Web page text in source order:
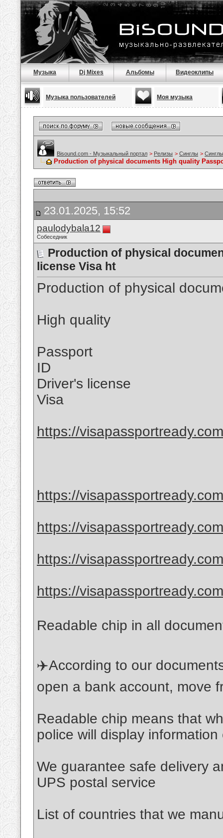
Музыка Dj Mixes Альбомы Видеоклипы
Музыка пользователей Моя музыка
Bisound.com - Музыкальный портал > Релизы > Синглы >
Production of physical documents High quality
23.01.2025, 15:52
paulodybala12
Собеседник
Production of physical
license Visa ht
Production of physical
High quality
Passport
ID
Driver's license
Visa
https://
https://
https://
https://
https://
Readable chip in all
✈️According to our
open a bank account, move
️Readable chip means that
police will display
We guarantee safe delivery
UPS postal service
List of countries that we